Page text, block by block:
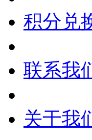
积分兑
联系我
关于我